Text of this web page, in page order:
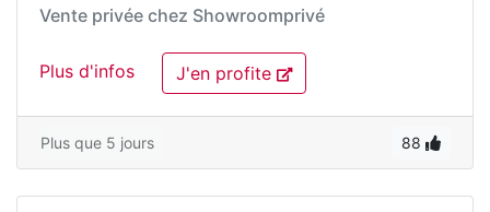
Vente privée chez Showroomprivé
Plus d'infos J'en profite
Plus que 5 jours 88